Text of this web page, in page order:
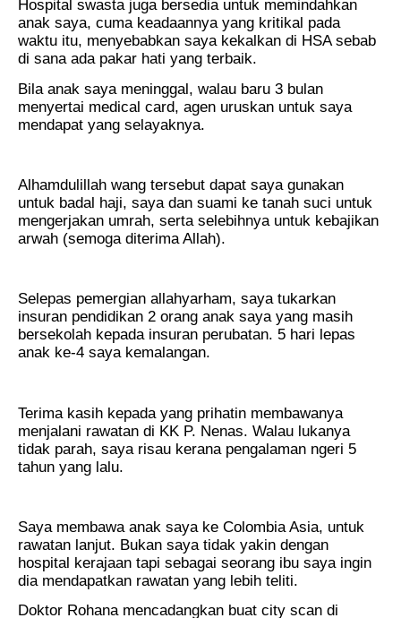
Hospital swasta juga bersedia untuk memindahkan
anak saya, cuma keadaannya yang kritikal pada
waktu itu, menyebabkan saya kekalkan di HSA sebab
di sana ada pakar hati yang terbaik.
Bila anak saya meninggal, walau baru 3 bulan
menyertai medical card, agen uruskan untuk saya
mendapat yang selayaknya.
Alhamdulillah wang tersebut dapat saya gunakan
untuk badal haji, saya dan suami ke tanah suci untuk
mengerjakan umrah, serta selebihnya untuk kebajikan
arwah (semoga diterima Allah).
Selepas pemergian allahyarham, saya tukarkan
insuran pendidikan 2 orang anak saya yang masih
bersekolah kepada insuran perubatan. 5 hari lepas
anak ke-4 saya kemalangan.
Terima kasih kepada yang prihatin membawanya
menjalani rawatan di KK P. Nenas. Walau lukanya
tidak parah, saya risau kerana pengalaman ngeri 5
tahun yang lalu.
Saya membawa anak saya ke Colombia Asia, untuk
rawatan lanjut. Bukan saya tidak yakin dengan
hospital kerajaan tapi sebagai seorang ibu saya ingin
dia mendapatkan rawatan yang lebih teliti.
Doktor Rohana mencadangkan buat city scan di